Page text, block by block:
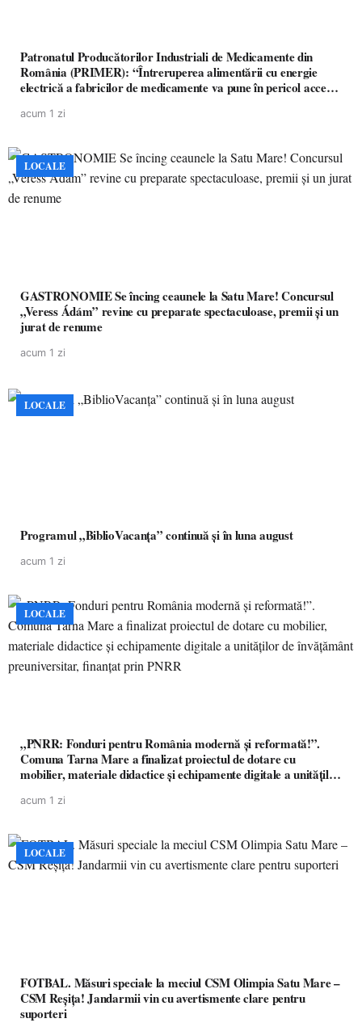
Patronatul Producătorilor Industriali de Medicamente din
România (PRIMER): “Întreruperea alimentării cu energie
electrică a fabricilor de medicamente va pune în pericol accesul
acum 1 zi
LOCALE
GASTRONOMIE Se încing ceaunele la Satu Mare! Concursul
„Veress Ádám” revine cu preparate spectaculoase, premii și un
jurat de renume
acum 1 zi
LOCALE
Programul „BiblioVacanța” continuă și în luna august
acum 1 zi
LOCALE
„PNRR: Fonduri pentru România modernă și reformată!”.
Comuna Tarna Mare a finalizat proiectul de dotare cu
mobilier, materiale didactice și echipamente digitale a unităților
acum 1 zi
LOCALE
FOTBAL. Măsuri speciale la meciul CSM Olimpia Satu Mare –
CSM Reșița! Jandarmii vin cu avertismente clare pentru
suporteri